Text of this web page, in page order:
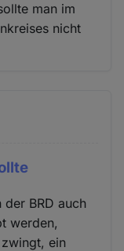
man im
nicht
der BRD auch
werden,
ein